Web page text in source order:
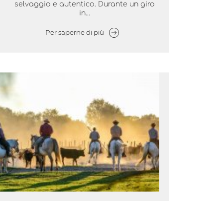
selvaggio e autentico. Durante un giro
in...
Per saperne di più